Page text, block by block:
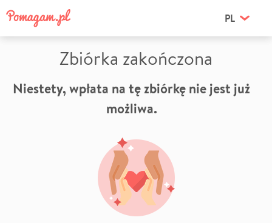
PL
Zbiórka zakończona
Niestety, wpłata na tę zbiórkę nie jest już
możliwa.